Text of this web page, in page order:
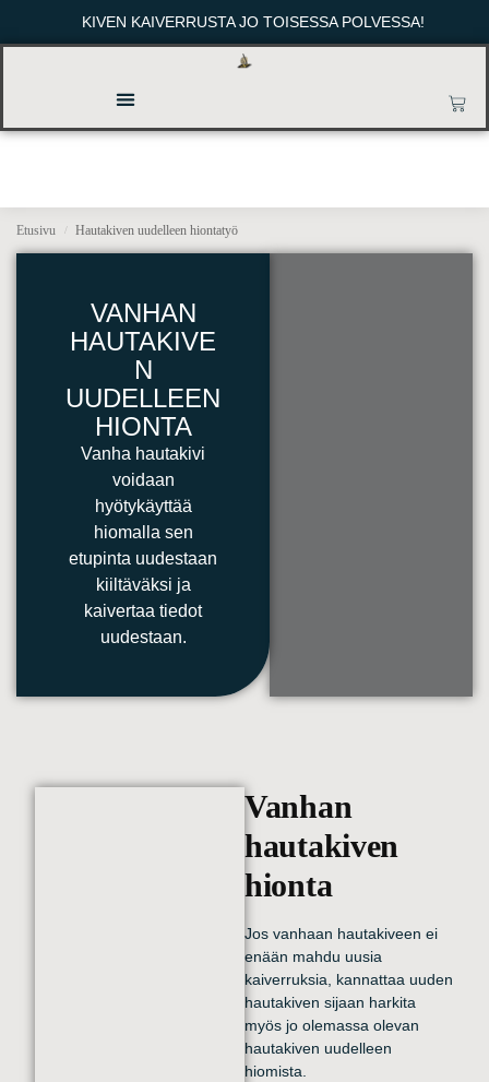
KIVEN KAIVERRUSTA JO TOISESSA POLVESSA!
Etusivu / Hautakiven uudelleen hiontatyö
VANHAN
HAUTAKIVE
N
UUDELLEEN
HIONTA
Vanha hautakivi
voidaan
hyötykäyttää
hiomalla sen
etupinta uudestaan
kiiltäväksi ja
kaivertaa tiedot
uudestaan.
Vanhan
hautakiven
hionta
Jos vanhaan hautakiveen ei
enään mahdu uusia
kaiverruksia, kannattaa uuden
hautakiven sijaan harkita
myös jo olemassa olevan
hautakiven uudelleen
hiomista.